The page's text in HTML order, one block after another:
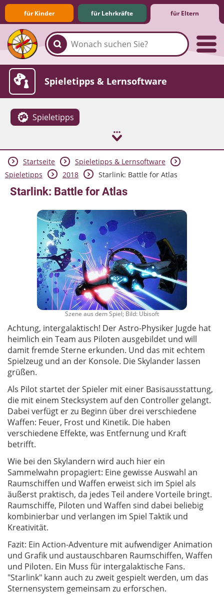
für Kinder für Lehrkräfte für Eltern
Familie & Medien
Spieletipps & Lernsoftware
Spieletipps
Die Jüngsten im Netz
Lexikon
Aktuelles
Startseite
Spieletipps & Lernsoftware
Spieletipps
2018 Starlink: Battle for Atlas
Starlink: Battle for Atlas
Szene aus dem Spiel; Bild: Ubisoft
Achtung, intergalaktisch! Der Astro-Physiker Jugde hat
heimlich ein Team aus Piloten ausgebildet und will
damit fremde Sterne erkunden. Und das mit echtem
Spielzeug und an der Konsole. Die Skylander lassen
grüßen.
Als Pilot startet der Spieler mit einer Basisausstattung,
die mit einem Stecksystem auf den Controller gelangt.
Dabei verfügt er zu Beginn über drei verschiedene
Waffen: Feuer, Frost und Kinetik. Die haben
verschiedene Effekte, was Entfernung und Kraft
betrifft.
Wie bei den Skylandern wird auch hier ein
Sammelwahn propagiert: Eine gewisse Auswahl an
Raumschiffen und Waffen erweist sich im Spiel als
äußerst praktisch, da jedes Teil andere Vorteile bringt.
Raumschiffe, Piloten und Waffen sind dabei beliebig
kombinierbar und verlangen im Spiel Taktik und
Kreativität.
Fazit: Ein Action-Adventure mit aufwendiger Animation
und Grafik und austauschbaren Raumschiffen, Waffen
und Piloten. Ein Muss für intergalaktische Fans.
"Starlink" kann auch zu zweit gespielt werden, um das
Sternensystem gemeinsam zu erforschen.